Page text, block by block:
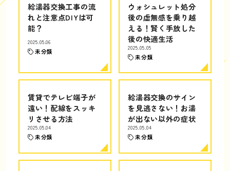
給湯器交換工事の流
れと注意点DIYは可
能？
2025.05.06
未分類
ウォシュレット処分
後の虚無感を乗り越
える！賢く手放した
後の快適生活
2025.05.05
未分類
賃貸でテレビ端子が
遠い！配線をスッキ
リさせる方法
2025.05.04
未分類
給湯器交換のサイン
を見逃さない！お湯
が出ない以外の症状
2025.05.04
未分類